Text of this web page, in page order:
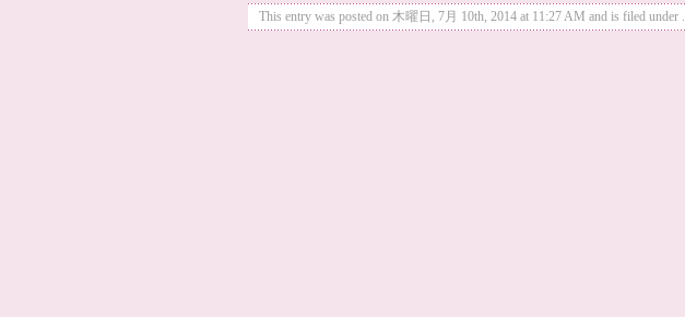
This entry was posted on 木曜日, 7月 10th, 2014 at 11:27 AM and is filed under .